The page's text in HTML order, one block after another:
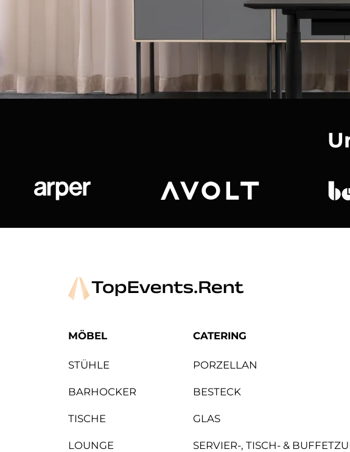
MÖBEL
STÜHLE
BARHOCKER
TISCHE
LOUNGE
CATERING
PORZELLAN
BESTECK
GLAS
SERVIER-, TISCH- &